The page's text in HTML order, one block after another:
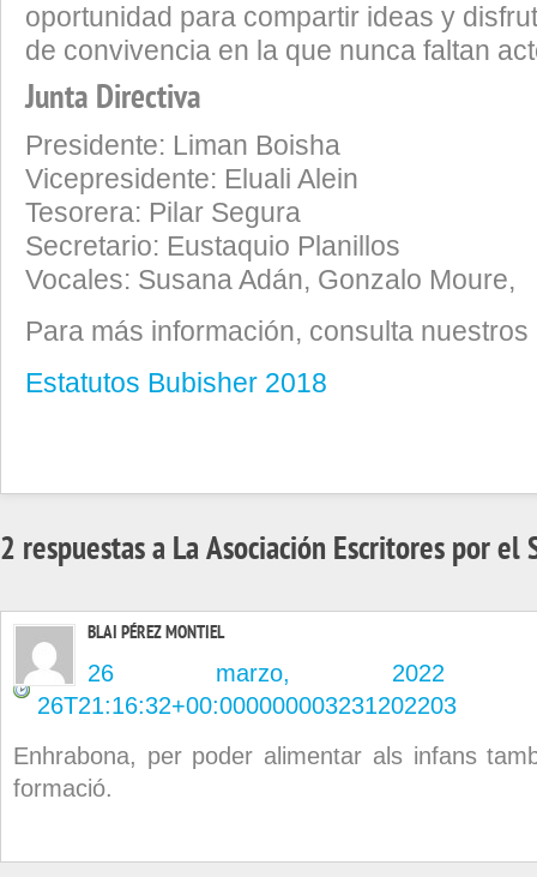
oportunidad para compartir ideas y
de convivencia en la que nunca faltan
Junta Directiva
Presidente: Liman Boisha
Vicepresidente: Eluali Alein
Tesorera: Pilar Segura
Secretario: Eustaquio Planillos
Vocales: Susana Adán, Gonzalo Moure,
Para más información, consulta nuestros
Estatutos Bubisher 2018
2 respuestas a La Asociación Escritores por el
BLAI PÉREZ MONTIEL
26 marzo, 2022
26T21:16:32+00:000000003231202203
Enhrabona, per poder alimentar als infans
formació.